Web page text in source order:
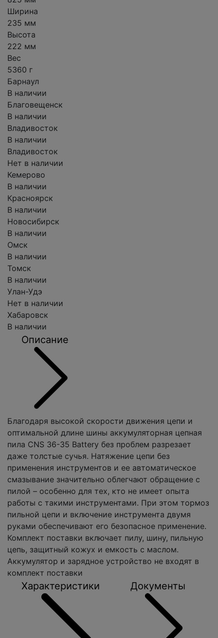
Ширина
235 мм
Высота
222 мм
Вес
5360 г
Барнаул
В наличии
Благовещенск
В наличии
Владивосток
В наличии
Владивосток
Нет в наличии
Кемерово
В наличии
Красноярск
В наличии
Новосибирск
В наличии
Омск
В наличии
Томск
В наличии
Улан-Удэ
Нет в наличии
Хабаровск
В наличии
Описание
Благодаря высокой скорости движения цепи и
оптимальной длине шины аккумуляторная цепная
пила CNS 36-35 Battery без проблем разрезает
даже толстые сучья. Натяжение цепи без
применения инструментов и ее автоматическое
смазывание значительно облегчают обращение с
пилой – особенно для тех, кто не имеет опыта
работы с такими инструментами. При этом тормоз
пильной цепи и включение инструмента двумя
руками обеспечивают его безопасное применение.
Комплект поставки включает пилу, шину, пильную
цепь, защитный кожух и емкость с маслом.
Аккумулятор и зарядное устройство не входят в
комплект поставки
Характеристики Документы